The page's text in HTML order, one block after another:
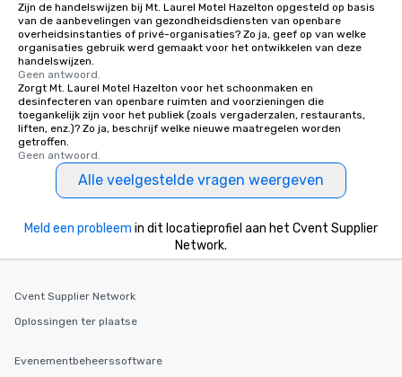
Zijn de handelswijzen bij Mt. Laurel Motel Hazelton opgesteld op basis
van de aanbevelingen van gezondheidsdiensten van openbare
overheidsinstanties of privé-organisaties? Zo ja, geef op van welke
organisaties gebruik werd gemaakt voor het ontwikkelen van deze
handelswijzen.
Geen antwoord.
Zorgt Mt. Laurel Motel Hazelton voor het schoonmaken en
desinfecteren van openbare ruimten and voorzieningen die
toegankelijk zijn voor het publiek (zoals vergaderzalen, restaurants,
liften, enz.)? Zo ja, beschrijf welke nieuwe maatregelen worden
getroffen.
Geen antwoord.
Alle veelgestelde vragen weergeven
Meld een probleem in dit locatieprofiel aan het Cvent Supplier
Network.
Cvent Supplier Network
Oplossingen ter plaatse
Evenementbeheerssoftware